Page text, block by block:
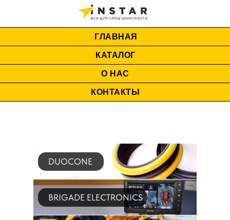
ГЛАВНАЯ
КАТАЛОГ
О НАС
КОНТАКТЫ
DUOCONE
BRIGADE ELECTRONICS